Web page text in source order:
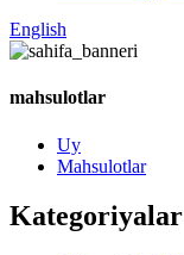
English
mahsulotlar
Uy
Mahsulotlar
Kategoriyalar